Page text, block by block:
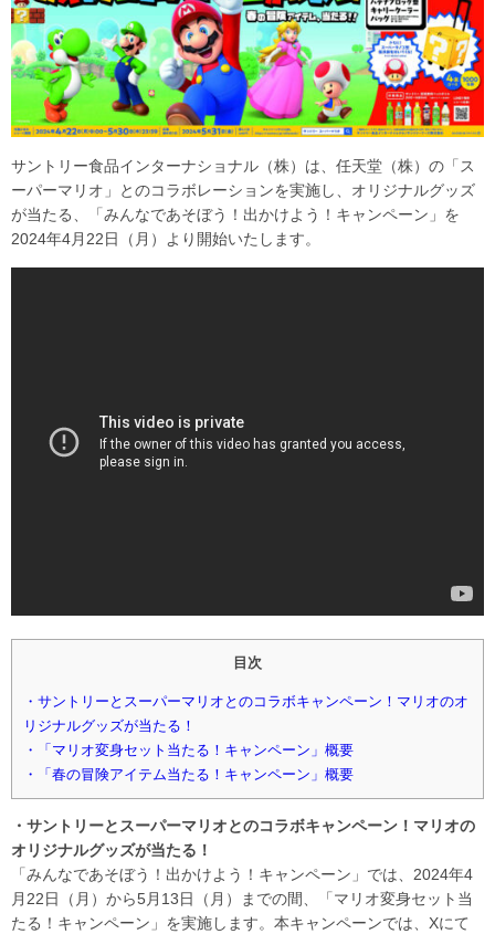
サントリー食品インターナショナル（株）は、任天堂（株）の「ス
ーパーマリオ」とのコラボレーションを実施し、オリジナルグッズ
が当たる、「みんなであそぼう！出かけよう！キャンペーン」を
2024年4月22日（月）より開始いたします。
目次
・サントリーとスーパーマリオとのコラボキャンペーン！マリオのオ
リジナルグッズが当たる！
・「マリオ変身セット当たる！キャンペーン」概要
・「春の冒険アイテム当たる！キャンペーン」概要
・サントリーとスーパーマリオとのコラボキャンペーン！マリオの
オリジナルグッズが当たる！
「みんなであそぼう！出かけよう！キャンペーン」では、2024年4
月22日（月）から5月13日（月）までの間、「マリオ変身セット当
たる！キャンペーン」を実施します。本キャンペーンでは、Xにて